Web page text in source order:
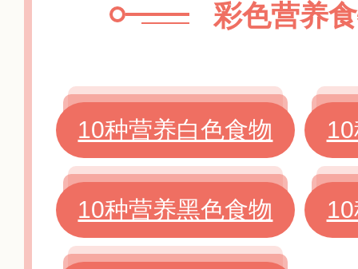
彩色营养
10种营养白色食物
10种营养黑色食物